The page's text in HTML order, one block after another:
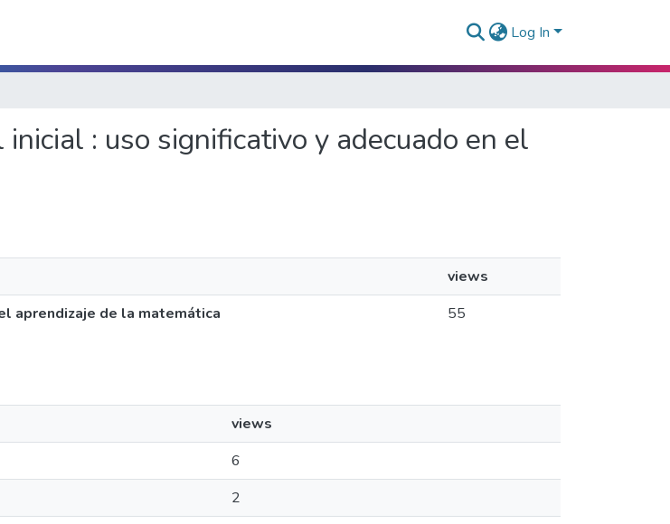
Log In
: uso significativo y adecuado en el
views
aprendizaje de la matemática
55
views
6
2